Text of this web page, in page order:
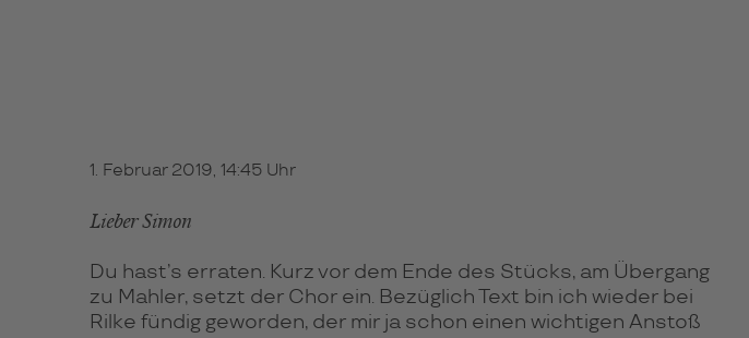
1. Februar 2019, 14:45 Uhr
Lieber Simon
Du hast’s erraten. Kurz vor dem Ende des Stücks, am Übergang
zu Mahler, setzt der Chor ein. Bezüglich Text bin ich wieder bei
Rilke fündig geworden, der mir ja schon einen wichtigen Anstoß